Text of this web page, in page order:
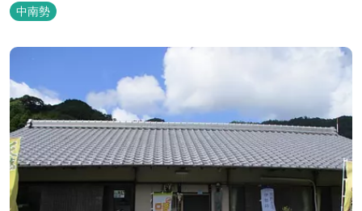
中南勢